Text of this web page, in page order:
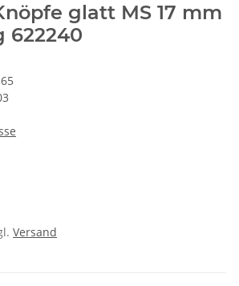
glatt MS 17 mm
622240
Versand